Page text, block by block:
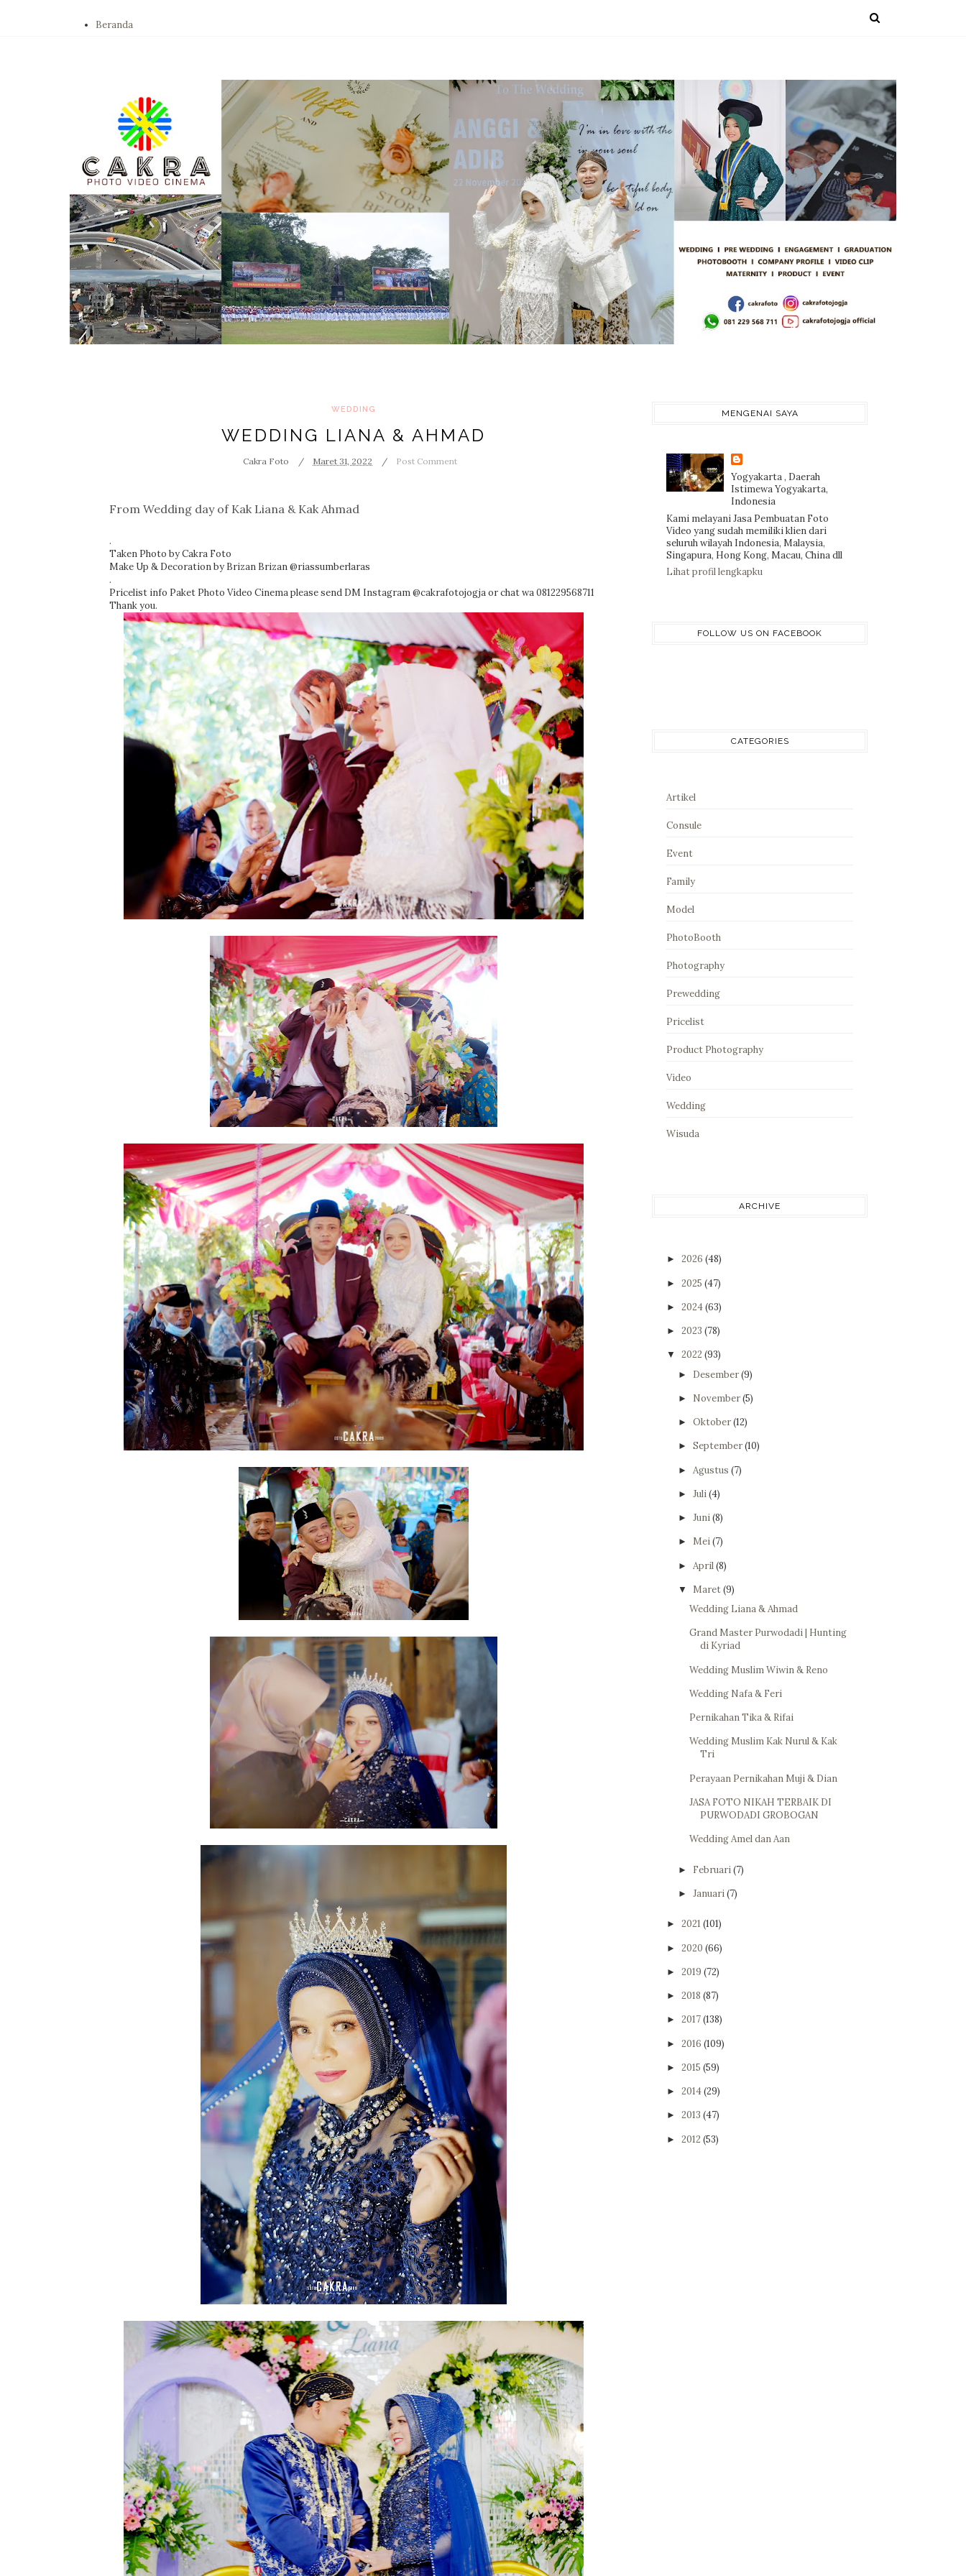
Beranda
WEDDING
WEDDING LIANA & AHMAD
Cakra Foto Maret 31, 2022 Post Comment
From Wedding day of Kak Liana & Kak Ahmad
.
Taken Photo byCakra Foto
Make Up & Decoration by Brizan Brizan@riassumberlaras
.
Pricelist info Paket Photo Video Cinema please send DM Instagram @cakrafotojogja or chat wa 081229568711
Thank you.
MENGENAI SAYA
Yogyakarta , Daerah
Istimewa Yogyakarta,
Indonesia
Kami melayani Jasa Pembuatan Foto
Video yang sudah memiliki klien dari
seluruh wilayah Indonesia, Malaysia,
Singapura, Hong Kong, Macau, China dll
Lihat profil lengkapku
FOLLOW US ON FACEBOOK
CATEGORIES
Artikel
Consule
Event
Family
Model
PhotoBooth
Photography
Prewedding
Pricelist
Product Photography
Video
Wedding
Wisuda
ARCHIVE
► 2026 (48)
► 2025 (47)
► 2024(63)
► 2023 (78)
▼ 2022 (93)
► Desember(9)
► November(5)
► Oktober(12)
► September(10)
► Agustus (7)
► Juli(4)
► Juni(8)
► Mei(7)
► April(8)
▼ Maret(9)
Wedding Liana & Ahmad
Grand Master Purwodadi | Hunting
di Kyriad
Wedding Muslim Wiwin & Reno
Wedding Nafa & Feri
Pernikahan Tika & Rifai
Wedding Muslim Kak Nurul & Kak
Tri
Perayaan Pernikahan Muji & Dian
JASA FOTO NIKAH TERBAIK DI
PURWODADI GROBOGAN
Wedding Amel dan Aan
► Februari(7)
► Januari(7)
► 2021 (101)
► 2020 (66)
► 2019 (72)
► 2018 (87)
► 2017(138)
► 2016 (109)
► 2015 (59)
► 2014(29)
► 2013 (47)
► 2012 (53)